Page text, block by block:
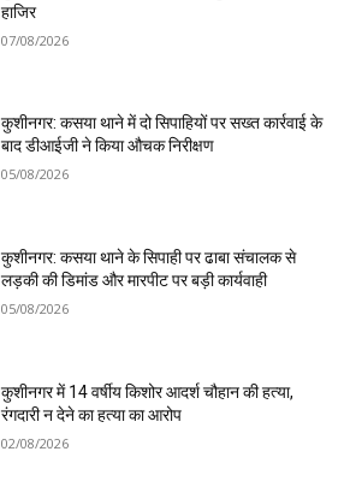
हाजिर
07/08/2026
कुशीनगर: कसया थाने में दो सिपाहियों पर सख्त कार्रवाई के
बाद डीआईजी ने किया औचक निरीक्षण
05/08/2026
कुशीनगर: कसया थाने के सिपाही पर ढाबा संचालक से
लड़की की डिमांड और मारपीट पर बड़ी कार्यवाही
05/08/2026
कुशीनगर में 14 वर्षीय किशोर आदर्श चौहान की हत्या,
रंगदारी न देने का हत्या का आरोप
02/08/2026